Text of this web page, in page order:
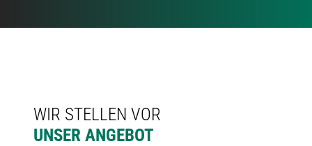
WIR STELLEN VOR
UNSER ANGEBOT